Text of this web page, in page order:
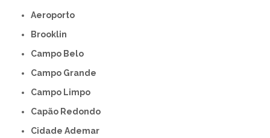
Aeroporto
Brooklin
Campo Belo
Campo Grande
Campo Limpo
Capão Redondo
Cidade Ademar